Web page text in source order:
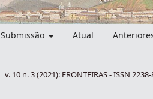
Submissão Atual
v. 10 n. 3 (2021): FRONTEIRAS - ISSN